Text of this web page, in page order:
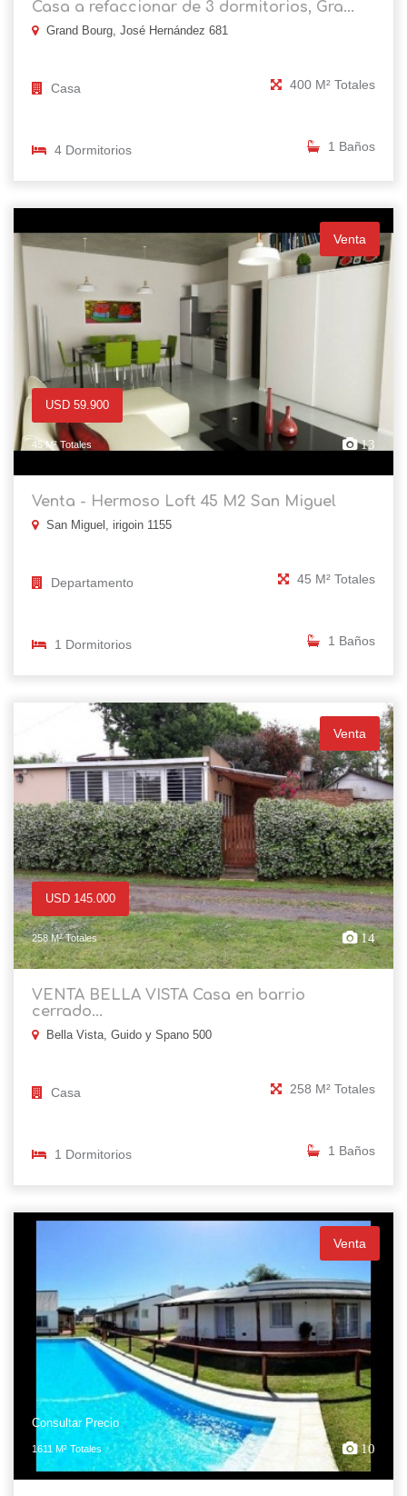
Casa a refaccionar de 3 dormitorios, Gra...
Grand Bourg, José Hernández 681
Casa 400 M² Totales
4 Dormitorios 1 Baños
Venta
USD 59.900
45 M² Totales 13
Venta - Hermoso Loft 45 M2 San Miguel
San Miguel, irigoin 1155
Departamento 45 M² Totales
1 Dormitorios 1 Baños
Venta
USD 145.000
258 M² Totales 14
VENTA BELLA VISTA Casa en barrio
cerrado...
Bella Vista, Guido y Spano 500
Casa 258 M² Totales
1 Dormitorios 1 Baños
Venta
Consultar Precio
1611 M² Totales 10